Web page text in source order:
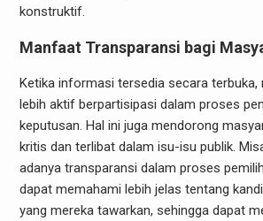
konstruktif.
Manfaat Transparansi bagi
Ketika informasi tersedia secara terbuka,
lebih aktif berpartisipasi dalam proses
keputusan. Hal ini juga mendorong
kritis dan terlibat dalam isu-isu publik.
adanya transparansi dalam proses
dapat memahami lebih jelas tentang
yang mereka tawarkan, sehingga dapat